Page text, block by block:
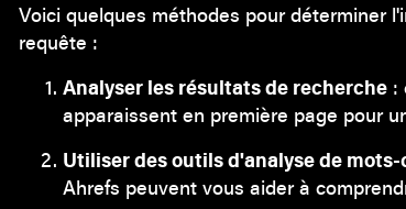
Voici quelques méthodes pour déterminer
requête :
Analyser les résultats de recherche :
apparaissent en première page pour
Utiliser des outils d'analyse de
Ahrefs peuvent vous aider à